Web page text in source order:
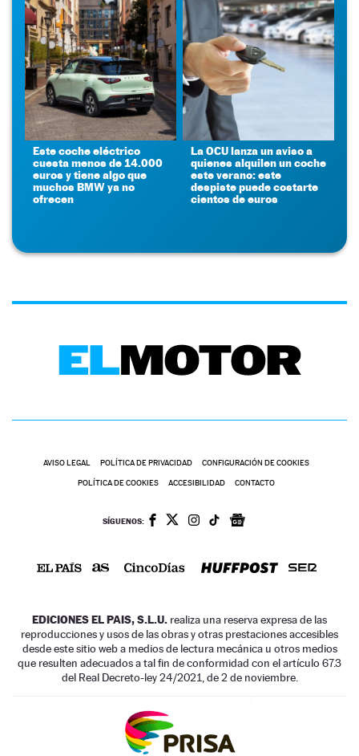
Este coche eléctrico
cuesta menos de 14.000
euros y tiene algo que
muchos BMW ya no
ofrecen
La OCU lanza un aviso a
quienes alquilen un coche
este verano: este
despiste puede costarte
cientos de euros
AVISO LEGAL POLÍTICA DE PRIVACIDAD CONFIGURACIÓN DE COOKIES
POLÍTICA DE COOKIES ACCESIBILIDAD CONTACTO
SÍGUENOS:
EDICIONES EL PAIS, S.L.U. realiza una reserva expresa de las
reproducciones y usos de las obras y otras prestaciones accesibles
desde este sitio web a medios de lectura mecánica u otros medios
que resulten adecuados a tal fin de conformidad con el artículo 67.3
del Real Decreto-ley 24/2021, de 2 de noviembre.